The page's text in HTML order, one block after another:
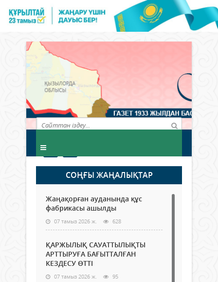
СОҢҒЫ ЖАҢАЛЫҚТАР
Жаңақорған ауданында құс
фабрикасы ашылды
07 тамыз 2026 ж. 628
ҚАРЖЫЛЫҚ САУАТТЫЛЫҚТЫ
АРТТЫРУҒА БАҒЫТТАЛҒАН
КЕЗДЕСУ ӨТТІ
07 тамыз 2026 ж. 95